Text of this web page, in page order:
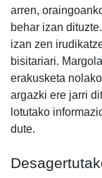
arren,
behar izan
izan zen
bisitariari.
erakusketa
argazki ere jarri
lotutako
dute.